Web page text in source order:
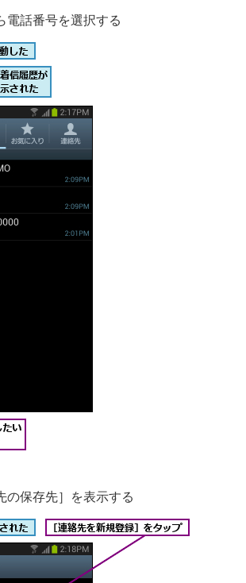
電話番号を選択する
の保存先］を表示する